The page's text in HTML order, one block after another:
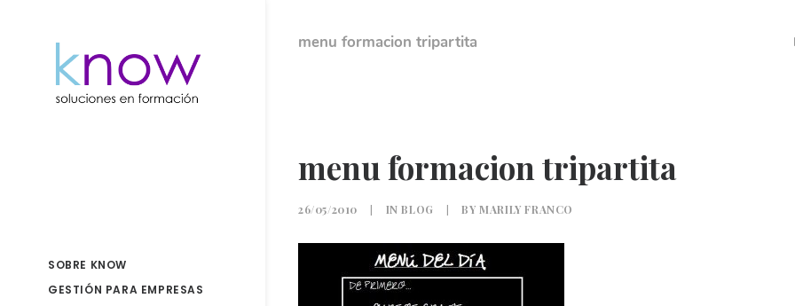
SOBRE KNOW
GESTIÓN PARA EMPRESAS
menu formacion tripartita
menu formacion tripartita
26/05/2010 | INBLOG | BYMARILY FRANCO